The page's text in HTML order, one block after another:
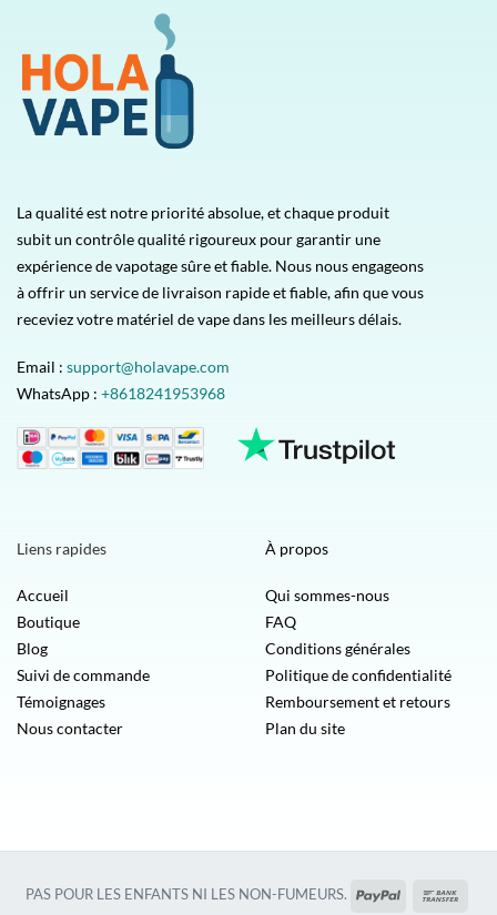
La qualité est notre priorité absolue, et chaque produit
subit un contrôle qualité rigoureux pour garantir une
expérience de vapotage sûre et fiable. Nous nous engageons
à offrir un service de livraison rapide et fiable, afin que vous
receviez votre matériel de vape dans les meilleurs délais.
Email : support@holavape.com
WhatsApp : +8618241953968
Liens rapides
Accueil
Boutique
Blog
Suivi de commande
Témoignages
Nous contacter
À propos
Qui sommes-nous
FAQ
Conditions générales
Politique de confidentialité
Remboursement et retours
Plan du site
PAS POUR LES ENFANTS NI LES NON-FUMEURS. PayPal